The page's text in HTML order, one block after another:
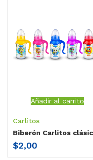
Añadir al carrito
Carlitos
$2,00